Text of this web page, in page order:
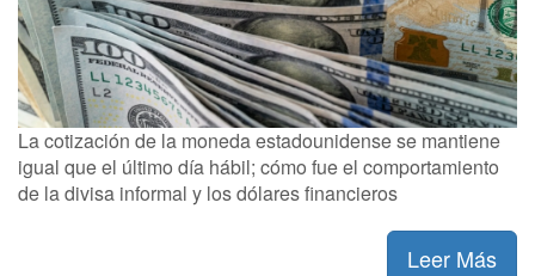
La cotización de la moneda estadounidense se mantiene
igual que el último día hábil; cómo fue el comportamiento
de la divisa informal y los dólares financieros
Leer Más